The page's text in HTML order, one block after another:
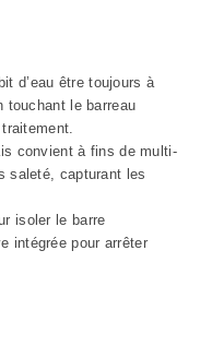
d’eau être toujours à
touchant le barreau
convient à fins de multi-
saleté, capturant les
isoler le barre
intégrée pour arrêter